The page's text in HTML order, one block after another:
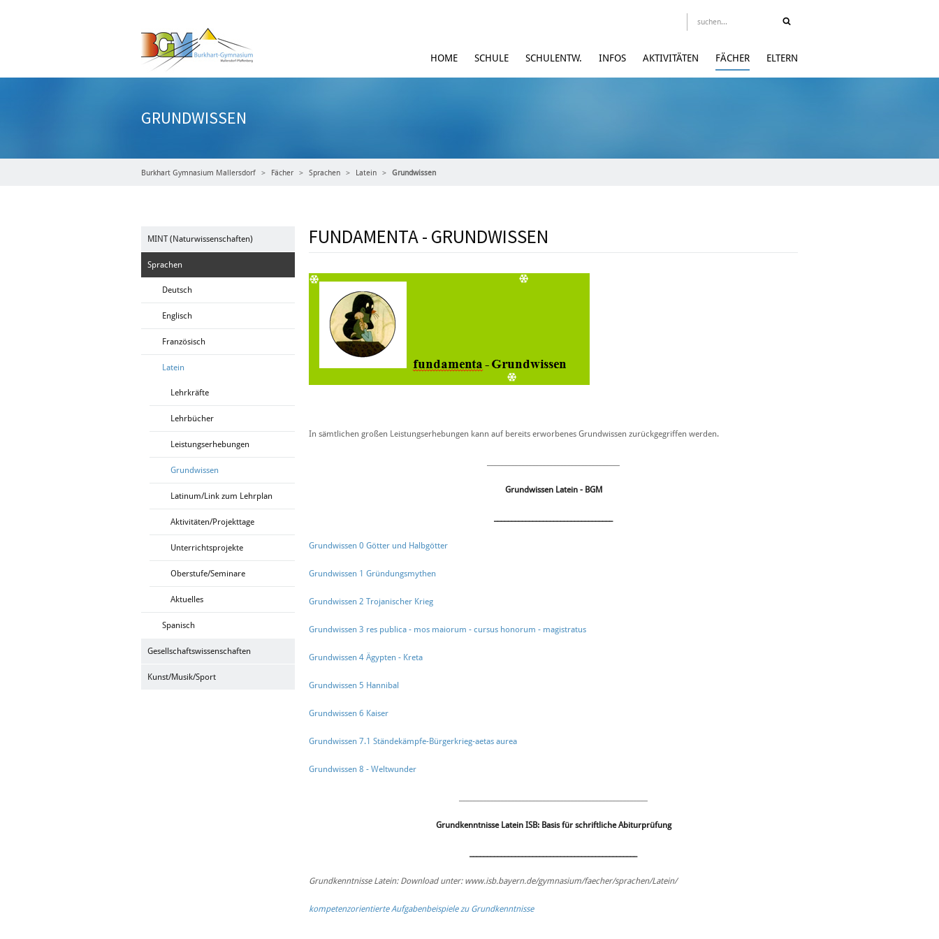
HOME SCHULE SCHULENTW. INFOS AKTIVITÄTEN FÄCHER ELTERN
GRUNDWISSEN
Burkhart Gymnasium Mallersdorf Fächer Sprachen Latein Grundwissen
MINT (Naturwissenschaften)
Sprachen
Deutsch
Englisch
Französisch
Latein
Lehrkräfte
Lehrbücher
Leistungserhebungen
Grundwissen
Latinum/Link zum Lehrplan
Aktivitäten/Projekttage
Unterrichtsprojekte
Oberstufe/Seminare
Aktuelles
Spanisch
Gesellschaftswissenschaften
Kunst/Musik/Sport
FUNDAMENTA - GRUNDWISSEN
In sämtlichen großen Leistungserhebungen kann auf bereits erworbenes Grundwissen zurückgegriffen werden.
Grundwissen Latein - BGM
Grundwissen 0 Götter und Halbgötter
Grundwissen 1 Gründungsmythen
Grundwissen 2 Trojanischer Krieg
Grundwissen 3 res publica - mos maiorum - cursus honorum - magistratus
Grundwissen 4 Ägypten - Kreta
Grundwissen 5 Hannibal
Grundwissen 6 Kaiser
Grundwissen 7.1 Ständekämpfe-Bürgerkrieg-aetas aurea
Grundwissen 8 - Weltwunder
Grundkenntnisse Latein ISB: Basis für schriftliche Abiturprüfung
Grundkenntnisse Latein: Download unter: www.isb.bayern.de/gymnasium/faecher/sprachen/Latein/
kompetenzorientierte Aufgabenbeispiele zu Grundkenntnisse